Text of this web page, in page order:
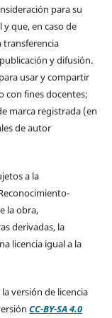
para su
que, en caso de
transferencia
y difusión.
usar y compartir
con fines docentes;
marca registrada (en
de autor
a la
la obra,
derivadas, la
licencia igual a la
versión de licencia
CC-BY-SA 4.0